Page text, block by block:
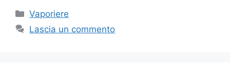
Categorie
Vaporiere
Lascia un commento